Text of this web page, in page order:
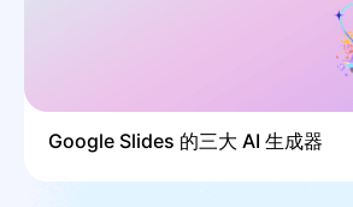
Google Slides 的三大 AI 生成器